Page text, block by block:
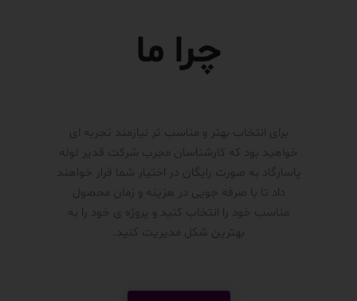
چرا ما
برای انتخاب بهتر و مناسب تر نیازمند تجربه ای
خواهید بود که کارشناسان مجرب شرکت قدیر لوله
پاسارگاد به صورت رایگان در اختیار شما قرار خواهند
داد تا با صرفه جویی در هزینه و زمان محصول
مناسب خود را انتخاب کنید و پروژه ی خود را به
بهترین شکل مدیریت کنید.